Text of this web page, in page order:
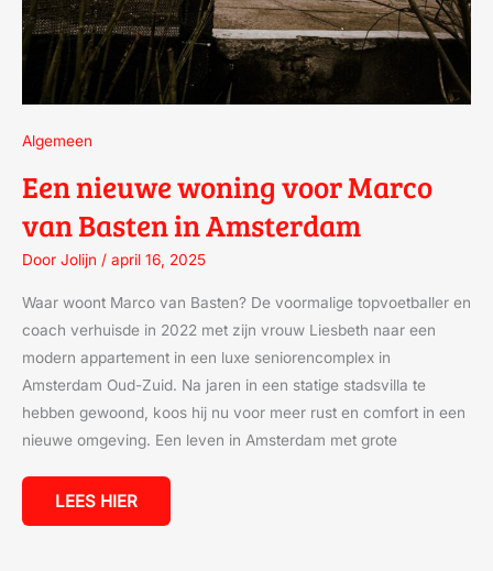
Algemeen
Een nieuwe woning voor Marco
van Basten in Amsterdam
Door Jolijn / april 16, 2025
Waar woont Marco van Basten? De voormalige topvoetballer en
coach verhuisde in 2022 met zijn vrouw Liesbeth naar een
modern appartement in een luxe seniorencomplex in
Amsterdam Oud-Zuid. Na jaren in een statige stadsvilla te
hebben gewoond, koos hij nu voor meer rust en comfort in een
nieuwe omgeving. Een leven in Amsterdam met grote
LEES HIER